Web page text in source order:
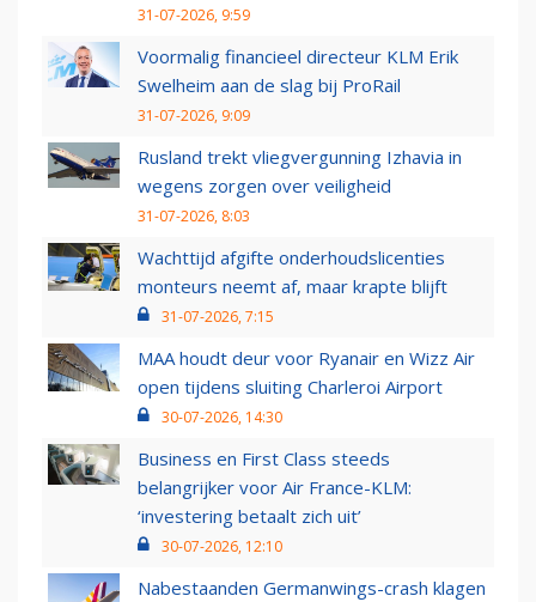
31-07-2026, 9:59
Voormalig financieel directeur KLM Erik
Swelheim aan de slag bij ProRail
31-07-2026, 9:09
Rusland trekt vliegvergunning Izhavia in
wegens zorgen over veiligheid
31-07-2026, 8:03
Wachttijd afgifte onderhoudslicenties
monteurs neemt af, maar krapte blijft
31-07-2026, 7:15
MAA houdt deur voor Ryanair en Wizz Air
open tijdens sluiting Charleroi Airport
30-07-2026, 14:30
Business en First Class steeds
belangrijker voor Air France-KLM:
‘investering betaalt zich uit’
30-07-2026, 12:10
Nabestaanden Germanwings-crash klagen